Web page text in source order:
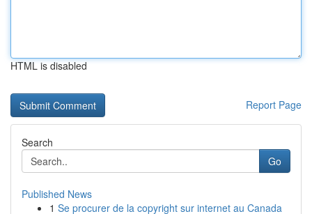
HTML is disabled
Report Page
Search
Go
Published News
1 Se procurer de la copyright sur internet au Canada